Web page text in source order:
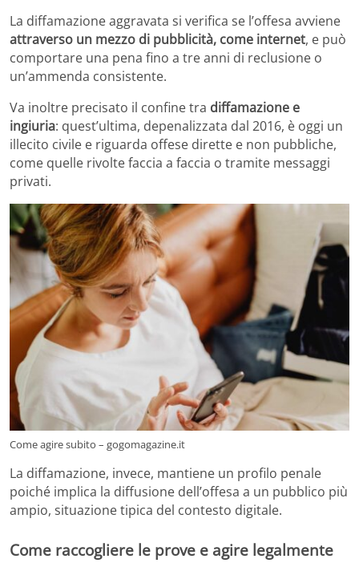
La diffamazione aggravata si verifica se l’offesa avviene
attraverso un mezzo di pubblicità, come internet, e può
comportare una pena fino a tre anni di reclusione o
un’ammenda consistente.
Va inoltre precisato il confine tra diffamazione e
ingiuria: quest’ultima, depenalizzata dal 2016, è oggi un
illecito civile e riguarda offese dirette e non pubbliche,
come quelle rivolte faccia a faccia o tramite messaggi
privati.
Come agire subito – gogomagazine.it
La diffamazione, invece, mantiene un profilo penale
poiché implica la diffusione dell’offesa a un pubblico più
ampio, situazione tipica del contesto digitale.
Come raccogliere le prove e agire legalmente